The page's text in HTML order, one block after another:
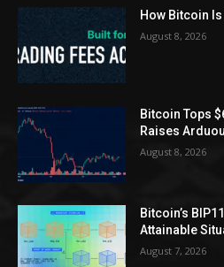
How Bitcoin
August 8, 2026
Bitcoin Tops
Raises
August 8, 2026
Bitcoin’s
Attainable
August 7, 2026